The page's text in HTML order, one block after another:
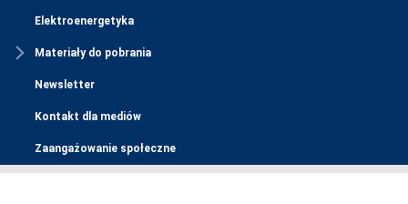
Elektroenergetyka
Materiały do pobrania
Newsletter
Kontakt dla mediów
Zaangażowanie społeczne